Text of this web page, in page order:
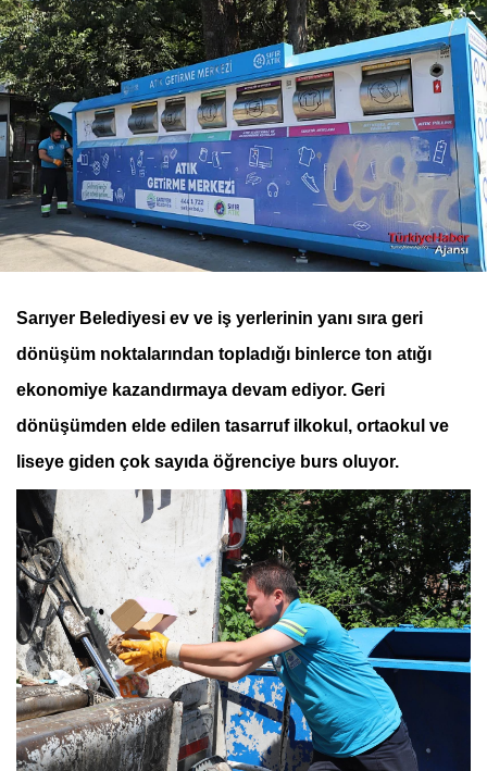
Sarıyer Belediyesi ev ve iş yerlerinin yanı sıra geri
dönüşüm noktalarından topladığı binlerce ton atığı
ekonomiye kazandırmaya devam ediyor. Geri
dönüşümden elde edilen tasarruf ilkokul, ortaokul ve
liseye giden çok sayıda öğrenciye burs oluyor.